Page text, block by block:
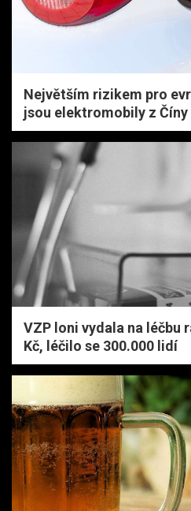
Největším rizikem pro
jsou elektromobily z Číny
VZP loni vydala na léčbu
Kč, léčilo se 300.000 lidí